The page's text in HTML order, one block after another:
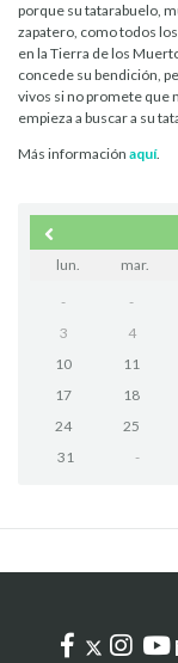
porque su tatarabuelo,
zapatero, como todos
en la Tierra de los
concede su bendición,
vivos si no promete que
empieza a buscar a su
Más información aquí.
lun. mar.
- -
3
4
10
11
17
18
24
25
31
-